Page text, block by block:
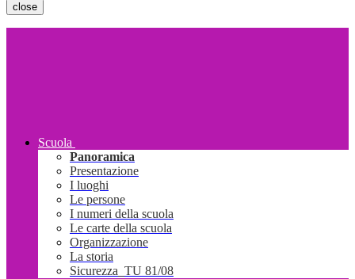
close
Scuola
Panoramica
Presentazione
I luoghi
Le persone
I numeri della scuola
Le carte della scuola
Organizzazione
La storia
Sicurezza_TU 81/08